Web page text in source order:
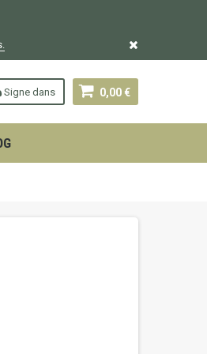
0,00 €
Signe dans